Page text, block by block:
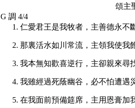
頌主
G 調 4/4
仁愛君王是我牧者，主善德永不
那裏活水如川常流，主領我使我
我本無知歡喜逆行，主卻親來尋
我雖經過死蔭幽谷，必不怕遭遇
在我面前預備筵席，主用恩膏加